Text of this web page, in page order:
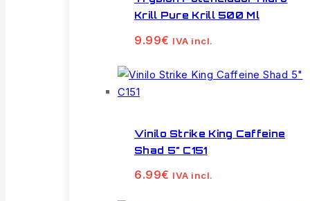
Krill Pure Krill 500 Ml
9.99€ IVA incl.
Vinilo Strike King Caffeine
Shad 5" C151
6.99€ IVA incl.